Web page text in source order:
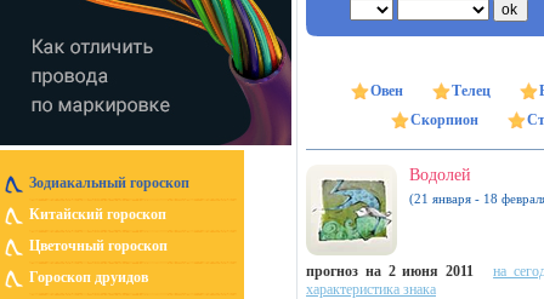
Зодиакальный гороскоп
Китайский гороскоп
Цветочный гороскоп
Гороскоп друидов
Овен Телец
Скорпион
Водолей
(21 января - 18
прогноз на 2 июня 2011
на
характеристика знака